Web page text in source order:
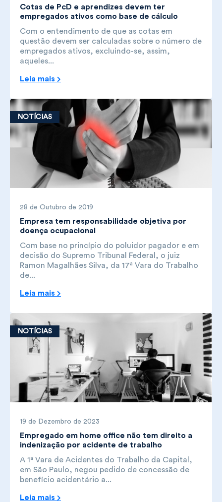
Cotas de PcD e aprendizes devem ter
empregados ativos como base de cálculo
Com o entendimento de que as cotas em
questão devem ser calculadas sobre o número de
empregados ativos, excluindo-se, assim,
aqueles...
Leia mais
NOTÍCIAS
28 de Outubro de 2019
Empresa tem responsabilidade objetiva por
doença ocupacional
Com base no princípio do poluidor pagador e em
decisão do Supremo Tribunal Federal, o juiz
Ramon Magalhães Silva, da 17ª Vara do Trabalho
de...
Leia mais
NOTÍCIAS
19 de Dezembro de 2023
Empregado em home office não tem direito a
indenização por acidente de trabalho
A 1ª Vara de Acidentes do Trabalho da Capital,
em São Paulo, negou pedido de concessão de
benefício acidentário a...
Leia mais